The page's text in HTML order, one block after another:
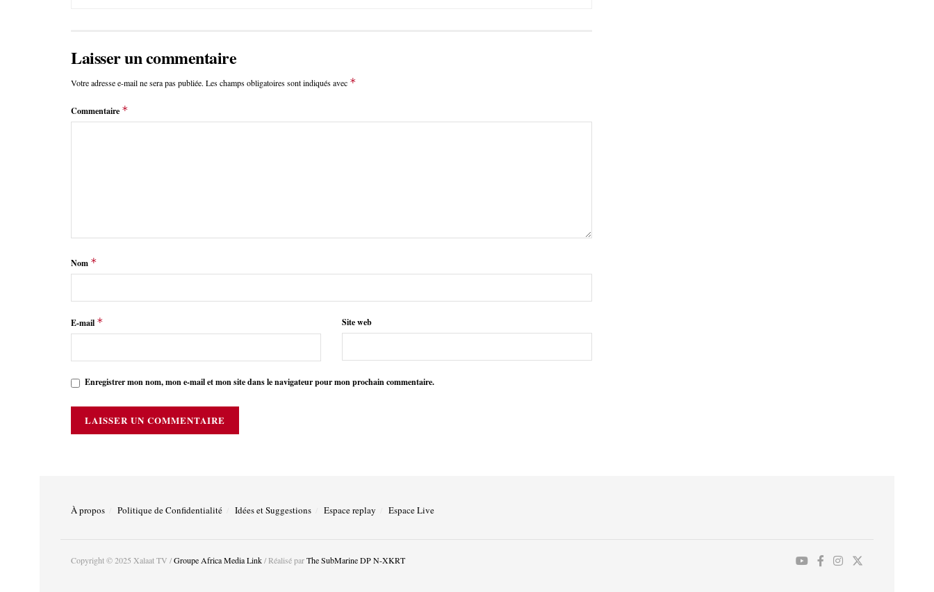
Laisser un commentaire
Votre adresse e-mail ne sera pas publiée. Les champs obligatoires sont indiqués avec *
Commentaire *
Nom *
E-mail * Site web
Enregistrer mon nom, mon e-mail et mon site dans le navigateur pour mon prochain commentaire.
À propos Politique de Confidentialité Idées et Suggestions Espace replay Espace Live
Copyright © 2025 Xalaat TV /Groupe Africa Media Link/ Réalisé parThe SubMarine DP N-XKRT